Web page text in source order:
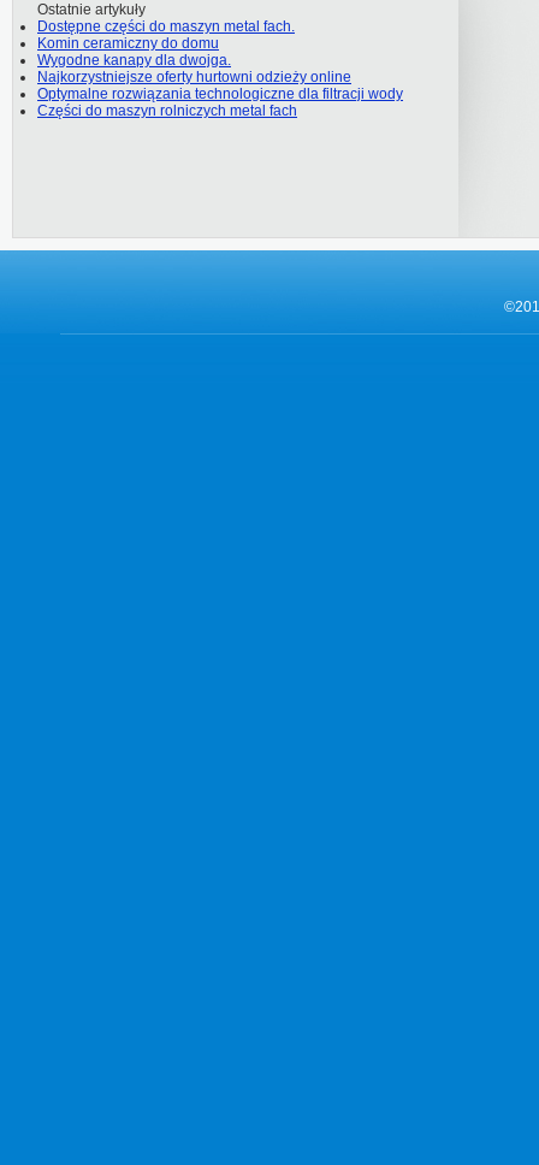
Ostatnie artykuły
Dostępne części do maszyn metal fach.
Komin ceramiczny do domu
Wygodne kanapy dla dwojga.
Najkorzystniejsze oferty hurtowni odzieży online
Optymalne rozwiązania technologiczne dla filtracji wody
Części do maszyn rolniczych metal fach